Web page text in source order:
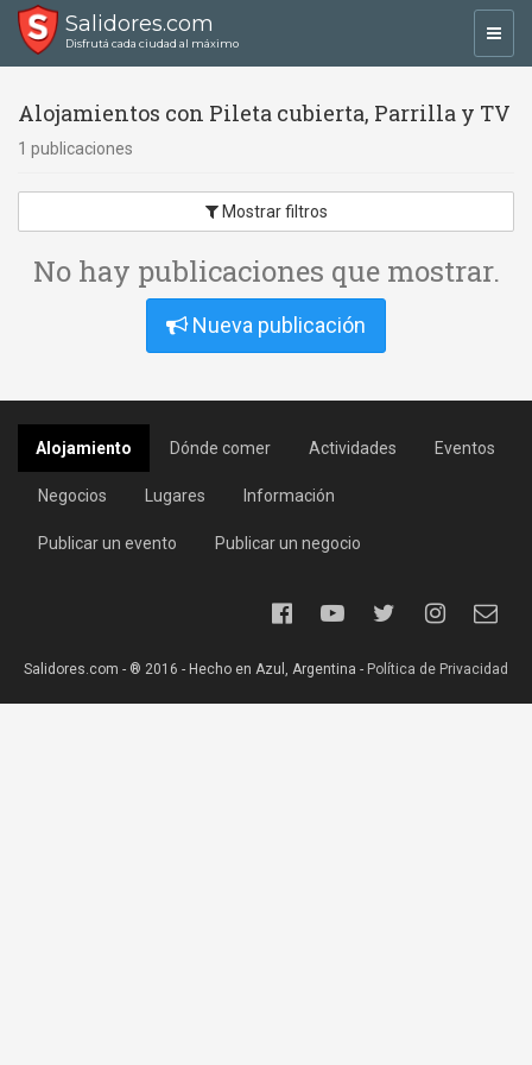
Salidores.com
Disfrutá cada ciudad al máximo
Alojamientos con Pileta cubierta, Parrilla y TV
1 publicaciones
Mostrar filtros
No hay publicaciones que mostrar.
Nueva publicación
Alojamiento Dónde comer Actividades Eventos
Negocios Lugares Información
Publicar un evento Publicar un negocio
Salidores.com - ® 2016 - Hecho en Azul, Argentina - Política de Privacidad